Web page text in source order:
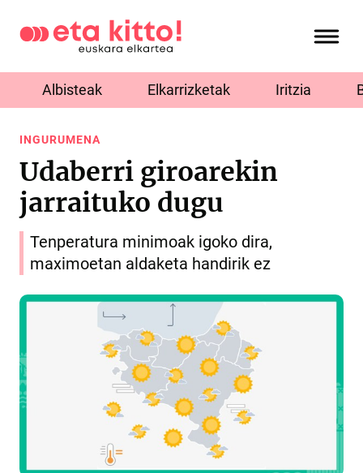
Albisteak Elkarrizketak Iritzia
INGURUMENA
Udaberri giroarekin
jarraituko dugu
Tenperatura minimoak igoko dira,
maximoetan aldaketa handirik ez